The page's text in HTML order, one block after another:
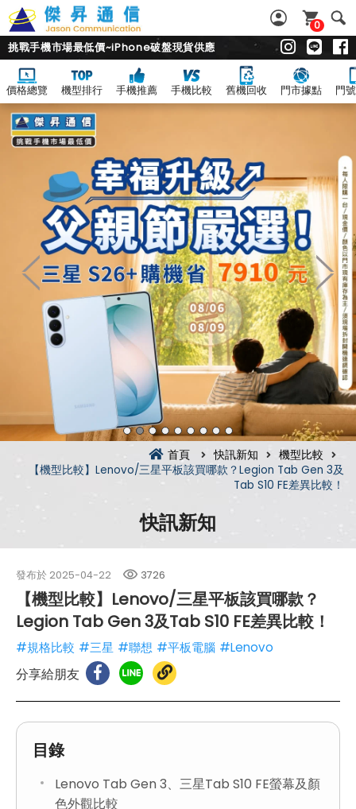
0
挑戰手機市場最低價~iPhone破盤現貨供應
價格總覽 機型排行 手機推薦 手機比較 舊機回收 門市據點 門
首頁 快訊新知
機型比較
【機型比較】Lenovo/三星平板該買哪款？Legion Tab Gen 3及
Tab S10 FE差異比較！
快訊新知
發布於 2025-04-22 3726
【機型比較】Lenovo/三星平板該買哪款？
Legion Tab Gen 3及Tab S10 FE差異比較！
#規格比較 #三星 #聯想 #平板電腦 #Lenovo
分享給朋友
目錄
Lenovo Tab Gen 3、三星Tab S10 FE螢幕及顏
色外觀比較